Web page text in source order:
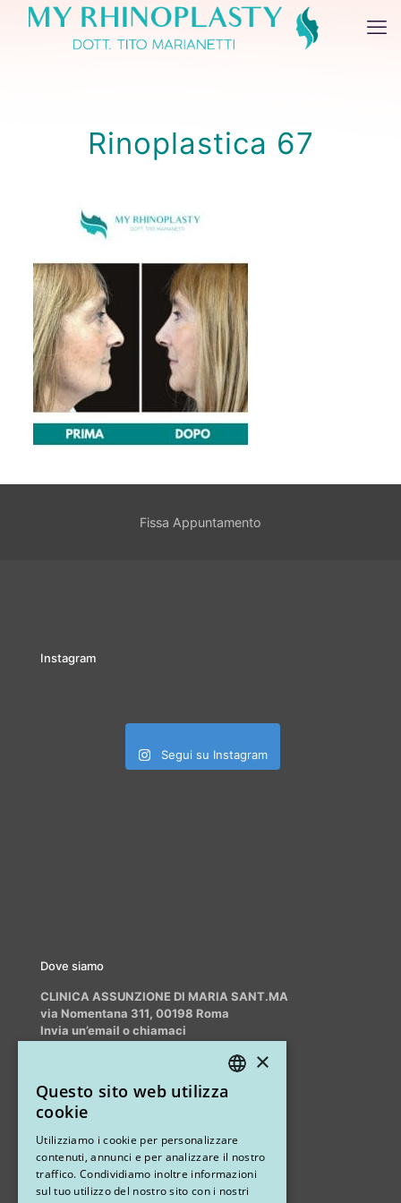
Rinoplastica 67
Fissa Appuntamento
Instagram
Segui su Instagram
Dove siamo
CLINICA ASSUNZIONE DI MARIA SANT.MA
via Nomentana 311, 00198 Roma
Invia un’email o chiamaci
Altri studi
STUDIO MARIANETTI MED
via Sandro Pertini 26, 67051 Avezzano (AQ)
×
Questo sito web utilizza
cookie
Utilizziamo i cookie per personalizzare
contenuti, annunci e per analizzare il nostro
traffico. Condividiamo inoltre informazioni
sul tuo utilizzo del nostro sito con i nostri